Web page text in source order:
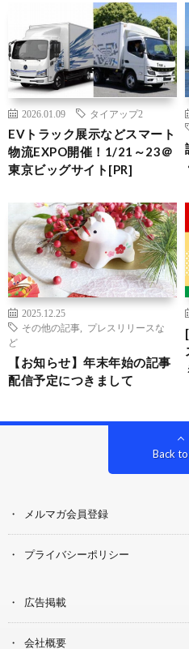
2026.01.09 タイアップ2
EVトラック展示などスマート
物流EXPO開催！1/21～23＠
東京ビッグサイト[PR]
2025.12.25
その他の記事
プレスリリースな
ど
【お知らせ】年末年始の記事
配信予定につきまして
Back
メルマガ会員登録
プライバシーポリシー
広告掲載
会社概要